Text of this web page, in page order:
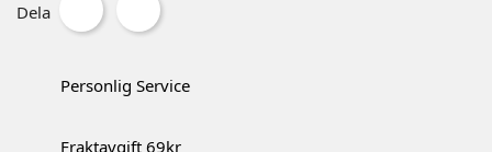
Dela
Personlig Service
Fraktavgift 69kr